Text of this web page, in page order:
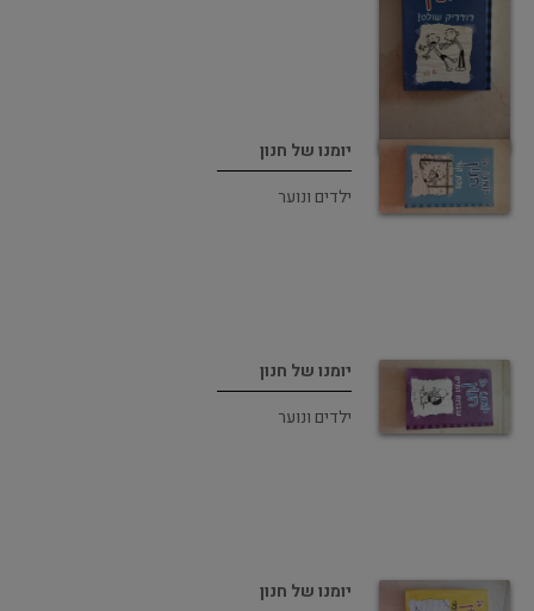
יומנו של חנון
ילדים ונוער
יומנו של חנון
ילדים ונוער
יומנו של חנון